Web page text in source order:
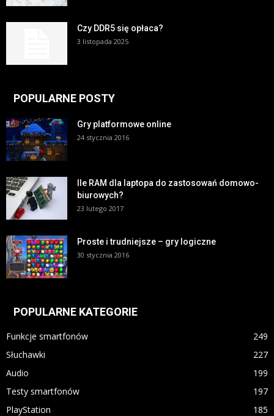
Czy DDR5 się opłaca?
3 listopada 2025
POPULARNE POSTY
Gry platformowe online
24 stycznia 2016
Ile RAM dla laptopa do zastosowań domowo-
biurowych?
23 lutego 2017
Proste i trudniejsze – gry logiczne
30 stycznia 2016
POPULARNE KATEGORIE
Funkcje smartfonów
249
Słuchawki
227
Audio
199
Testy smartfonów
197
PlayStation
185